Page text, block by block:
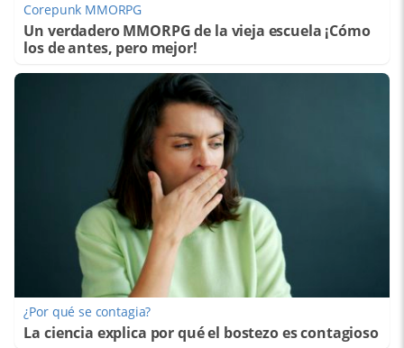
Corepunk MMORPG
Un verdadero MMORPG de la vieja escuela ¡Cómo
los de antes, pero mejor!
¿Por qué se contagia?
La ciencia explica por qué el bostezo es contagioso